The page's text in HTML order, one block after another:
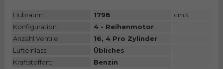
Hubraum: 1798
cm3
Konfiguration:
4 - Reihenmotor
Anzahl Ventile:
16, 4 Pro Zylinder
Lufteinlass:
Übliches
Kraftstoffart:
Benzin